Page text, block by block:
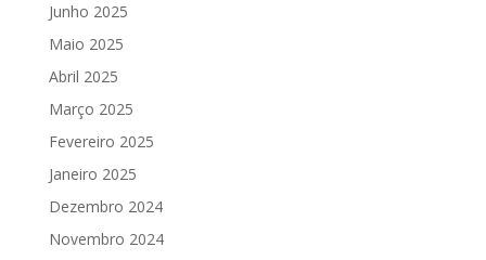
Junho 2025
Maio 2025
Abril 2025
Março 2025
Fevereiro 2025
Janeiro 2025
Dezembro 2024
Novembro 2024